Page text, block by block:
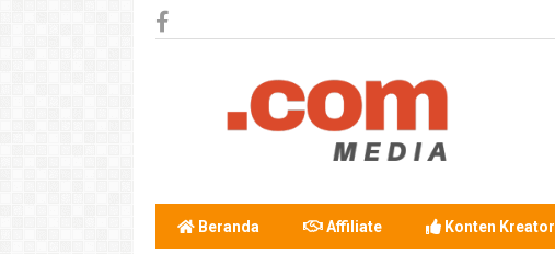
Beranda Affiliate Konten Kreator